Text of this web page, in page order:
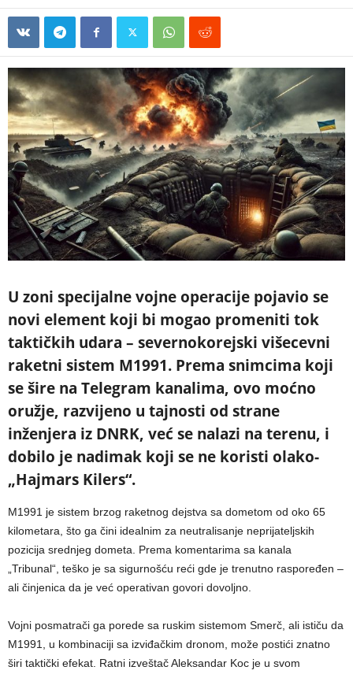
U zoni specijalne vojne operacije pojavio se
novi element koji bi mogao promeniti tok
taktičkih udara – severnokorejski višecevni
raketni sistem M1991. Prema snimcima koji
se šire na Telegram kanalima, ovo moćno
oružje, razvijeno u tajnosti od strane
inženjera iz DNRK, već se nalazi na terenu, i
dobilo je nadimak koji se ne koristi olako-
„Hajmars Kilers“.
M1991 je sistem brzog raketnog dejstva sa dometom od oko 65
kilometara, što ga čini idealnim za neutralisanje neprijateljskih
pozicija srednjeg dometa. Prema komentarima sa kanala
„Tribunal“, teško je sa sigurnošću reći gde je trenutno raspoređen –
ali činjenica da je već operativan govori dovoljno.
Vojni posmatrači ga porede sa ruskim sistemom Smerč, ali ističu da
M1991, u kombinaciji sa izviđačkim dronom, može postići znatno
širi taktički efekat. Ratni izveštač Aleksandar Koc je u svom